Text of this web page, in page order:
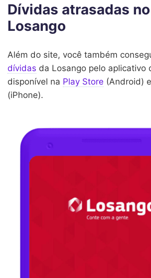
Dívidas atrasadas
Losango
Além do site, você também
dívidas da Losango pelo aplicativo
disponível na Play Store (Android) e
(iPhone).